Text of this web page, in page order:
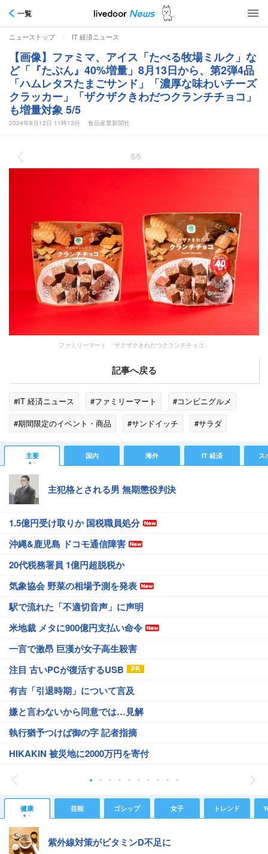
一覧
ニューストップ > IT 経済ニュース
【画像】ファミマ、アイス「たべる牧場ミルク」な
ど「『たぶん』40%増量」8月13日から、第2弾4品
「ハムレタスたまごサンド」「濃厚な味わいチーズ
クラッカー」「ザクザクきわだつクランチチョコ」
も増量対象 5/5
2024年8月12日 11時13分 食品産業新聞社
5/5
ファミリーマート 「ザクザクきわだつクランチチョコ」
記事へ戻る
#IT 経済ニュース #ファミリーマート
#コンビニグルメ
#期間限定のイベント・商品
#サンドイッチ
#サラダ
#キャンペーン
#チョコレート #チキン
#トレンド
#注目のグルメ
主要 国内 海外 IT 経済 ス
主犯格とされる男 無期懲役判決
1.5億円受け取りか 国税職員処分
沖縄&鹿児島 ドコモ通信障害
20代税務署員 1億円超脱税か
気象協会 野菜の相場予測を発表
駅で流れた「不適切音声」に声明
米地裁 メタに900億円支払い命令
一言で激昂 巨漢が女子高生殺害
注目 古いPCが復活するUSB
有吉「引退時期」について言及
嫌と言わないから同意では…見解
執行猶予つけば御の字 記者指摘
HIKAKIN 被災地に2000万円を寄付
健康 芸能 ゴシップ 女子 トレンド
紫外線対策がビタミンD不足に